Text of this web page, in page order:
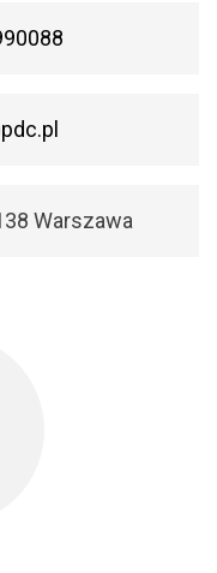
Warszawa